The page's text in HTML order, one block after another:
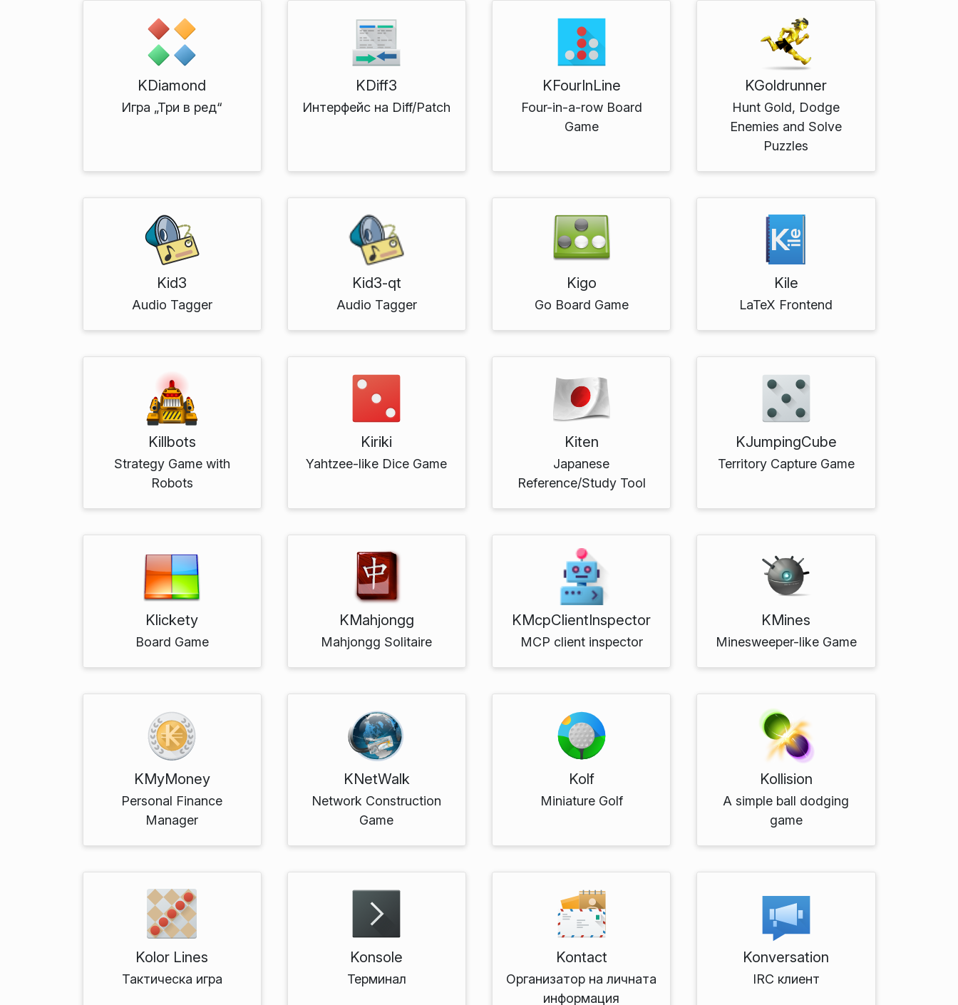
KDiamond
Игра „Три в ред“
KDiff3
Интерфейс на Diff/Patch
KFourInLine
Four-in-a-row Board
Game
KGoldrunner
Hunt Gold, Dodge
Enemies and Solve
Puzzles
Kid3
Audio Tagger
Kid3-qt
Audio Tagger
Kigo
Go Board Game
Kile
LaTeX Frontend
Killbots
Strategy Game with
Robots
Kiriki
Yahtzee-like Dice Game
Kiten
Japanese
Reference/Study Tool
KJumpingCube
Territory Capture Game
Klickety
Board Game
KMahjongg
Mahjongg Solitaire
KMcpClientInspector
MCP client inspector
KMines
Minesweeper-like Game
KMyMoney
Personal Finance
Manager
KNetWalk
Network Construction
Game
Kolf
Miniature Golf
Kollision
A simple ball dodging
game
Kolor Lines
Тактическа игра
Konsole
Терминал
Kontact
Организатор на личната
информация
Konversation
IRC клиент